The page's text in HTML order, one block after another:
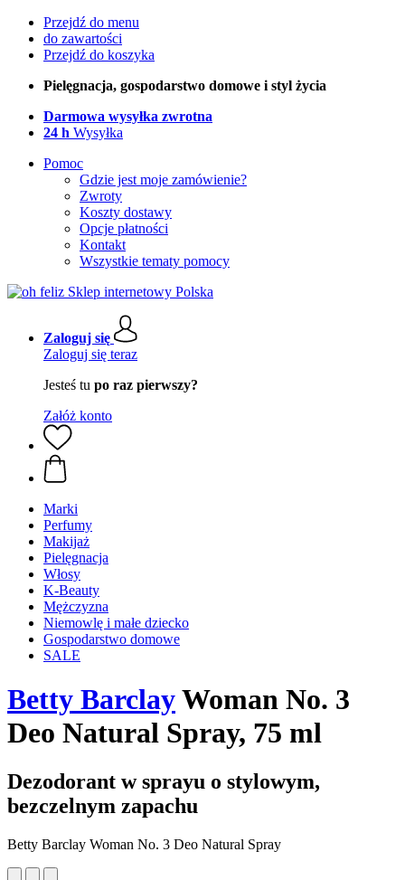
Przejdź do menu
do zawartości
Przejdź do koszyka
Pielęgnacja, gospodarstwo domowe i styl życia
Darmowa wysyłka zwrotna
24 h Wysyłka
Pomoc
Gdzie jest moje zamówienie?
Zwroty
Koszty dostawy
Opcje płatności
Kontakt
Wszystkie tematy pomocy
Zaloguj się
Zaloguj się teraz
Jesteś tu po raz pierwszy?
Załóż konto
Marki
Perfumy
Makijaż
Pielęgnacja
Włosy
K-Beauty
Mężczyzna
Niemowlę i małe dziecko
Gospodarstwo domowe
SALE
Betty BarclayWoman No. 3
Deo Natural Spray, 75 ml
Dezodorant w sprayu o stylowym,
bezczelnym zapachu
Betty Barclay Woman No. 3 Deo Natural Spray